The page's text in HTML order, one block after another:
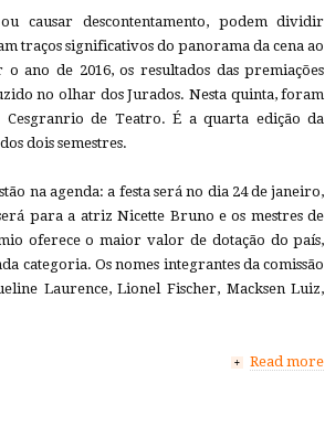
causar descontentamento, podem dividir
traços significativos do panorama da cena ao
ano de 2016, os resultados das premiações
no olhar dos Jurados. Nesta quinta, foram
Cesgranrio de Teatro. É a quarta edição da
dois semestres.
na agenda: a festa será no dia 24 de janeiro,
para a atriz Nicette Bruno e os mestres de
oferece o maior valor de dotação do país,
categoria. Os nomes integrantes da comissão
Laurence, Lionel Fischer, Macksen Luiz,
+ Read more